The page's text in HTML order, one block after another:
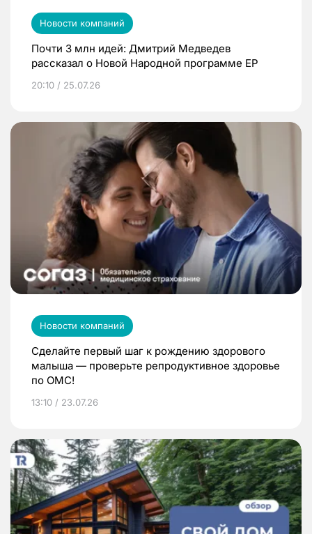
Новости компаний
Почти 3 млн идей: Дмитрий Медведев
рассказал о Новой Народной программе ЕР
20:10 / 25.07.26
Новости компаний
Сделайте первый шаг к рождению здорового
малыша — проверьте репродуктивное здоровье
по ОМС!
13:10 / 23.07.26